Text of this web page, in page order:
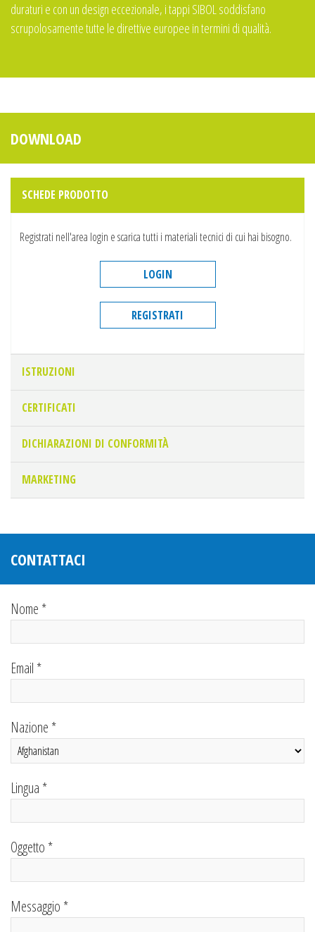
duraturi e con un design eccezionale, i tappi SIBOL soddisfano
scrupolosamente tutte le direttive europee in termini di qualità.
DOWNLOAD
SCHEDE PRODOTTO
Registrati nell'area login e scarica tutti i materiali tecnici di cui hai bisogno.
LOGIN
REGISTRATI
ISTRUZIONI
CERTIFICATI
DICHIARAZIONI DI CONFORMITÀ
MARKETING
CONTATTACI
Nome *
Email *
Nazione *
Lingua *
Oggetto *
Messaggio *